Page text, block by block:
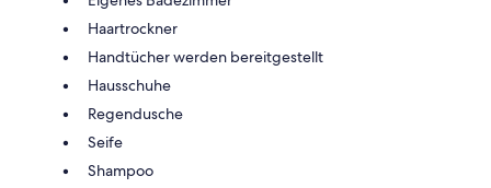
Haartrockner
Handtücher werden bereitgestellt
Hausschuhe
Regendusche
Seife
Shampoo